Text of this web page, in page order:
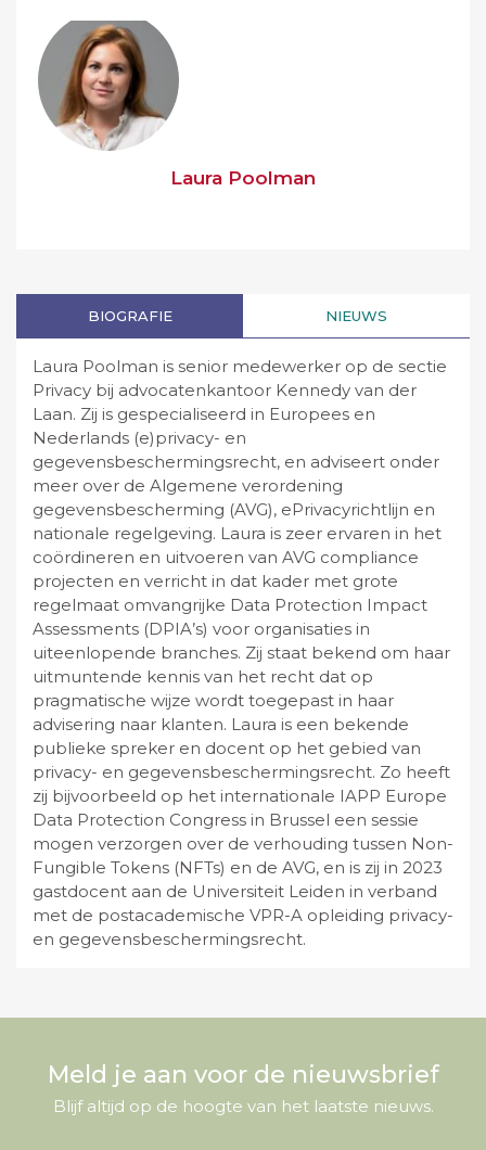
Laura Poolman
BIOGRAFIE NIEUWS
Laura Poolman is senior medewerker op de sectie
Privacy bij advocatenkantoor Kennedy van der
Laan. Zij is gespecialiseerd in Europees en
Nederlands (e)privacy- en
gegevensbeschermingsrecht, en adviseert onder
meer over de Algemene verordening
gegevensbescherming (AVG), ePrivacyrichtlijn en
nationale regelgeving. Laura is zeer ervaren in het
coördineren en uitvoeren van AVG compliance
projecten en verricht in dat kader met grote
regelmaat omvangrijke Data Protection Impact
Assessments (DPIA’s) voor organisaties in
uiteenlopende branches. Zij staat bekend om haar
uitmuntende kennis van het recht dat op
pragmatische wijze wordt toegepast in haar
advisering naar klanten. Laura is een bekende
publieke spreker en docent op het gebied van
privacy- en gegevensbeschermingsrecht. Zo heeft
zij bijvoorbeeld op het internationale IAPP Europe
Data Protection Congress in Brussel een sessie
mogen verzorgen over de verhouding tussen Non-
Fungible Tokens (NFTs) en de AVG, en is zij in 2023
gastdocent aan de Universiteit Leiden in verband
met de postacademische VPR-A opleiding privacy-
en gegevensbeschermingsrecht.
Meld je aan voor de nieuwsbrief
Blijf altijd op de hoogte van het laatste nieuws.